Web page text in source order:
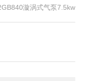
漩涡式气泵7.5kw